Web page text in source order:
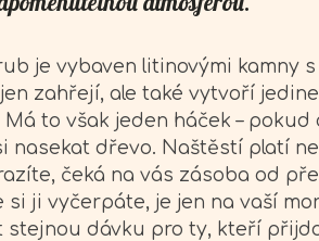
je vybaven litinovými kamny
zahřejí, ale také vytvoří
to však jeden háček – pokud
nasekat dřevo. Naštěstí platí
čeká na vás zásoba od
si ji vyčerpáte, je jen na vaší
stejnou dávku pro ty, kteří